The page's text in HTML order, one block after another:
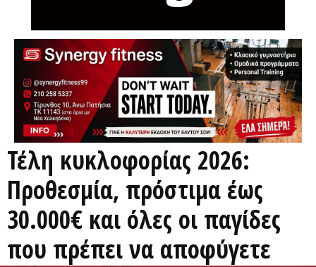
Τέλη κυκλοφορίας 2026:
Προθεσμία, πρόστιμα έως
30.000€ και όλες οι παγίδες
που πρέπει να αποφύγετε